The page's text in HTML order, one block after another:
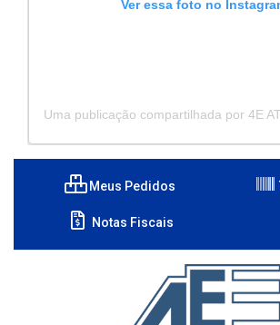
Ver essa foto no
Meus Pedidos
Notas Fiscais